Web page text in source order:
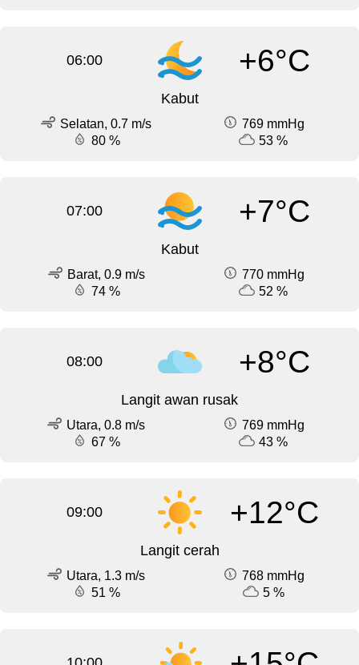
06:00 +6°C
Kabut
Selatan, 0.7 m/s
769 mmHg
80 %
53 %
07:00 +7°C
Kabut
Barat, 0.9 m/s
770 mmHg
74 %
52 %
08:00 +8°C
Langit awan rusak
Utara, 0.8 m/s
769 mmHg
67 %
43 %
09:00 +12°C
Langit cerah
Utara, 1.3 m/s
768 mmHg
51 %
5 %